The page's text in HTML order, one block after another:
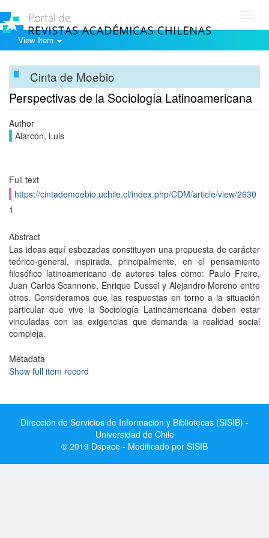
View Item
Cinta de Moebio
Perspectivas de la Sociología Latinoamericana
Author
Alarcón, Luis
Full text
https://cintademoebio.uchile.cl/index.php/CDM/article/view/2630
1
Abstract
Las ideas aquí esbozadas constituyen una propuesta de carácter
teórico-general, inspirada, principalmente, en el pensamiento
filosófico latinoamericano de autores tales como: Paulo Freire,
Juan Carlos Scannone, Enrique Dussel y Alejandro Moreno entre
otros. Consideramos que las respuestas en torno a la situación
particular que vive la Sociología Latinoamericana deben estar
vinculadas con las exigencias que demanda la realidad social
compleja.
Metadata
Show full item record
Dirección de Servicios de Información y Bibliotecas (SISIB) -
Universidad de Chile
© 2019 Dspace - Modificado por SISIB